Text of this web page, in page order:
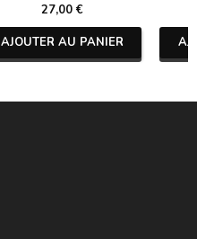
27,00 €
AJOUTER AU PANIER